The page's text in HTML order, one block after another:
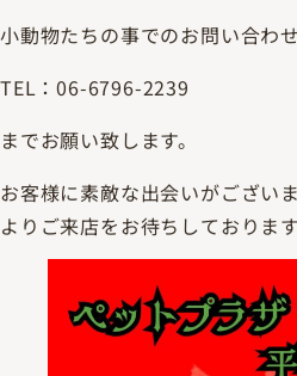
小動物たちの事でのお問い合わせ
TEL：06-6796-2239
までお願い致します。
お客様に素敵な出会いがござい
よりご来店をお待ちしております